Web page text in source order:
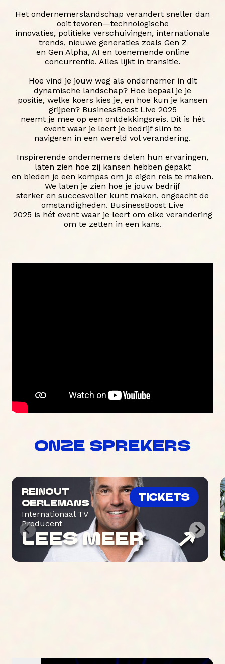
Het ondernemerslandschap verandert sneller dan
ooit tevoren—technologische
innovaties, politieke verschuivingen, internationale
trends, nieuwe generaties zoals Gen Z
en Gen Alpha, AI en toenemende online
concurrentie. Alles lijkt in transitie.
Hoe vind je jouw weg als ondernemer in dit
dynamische landschap? Hoe bepaal je je
positie, welke koers kies je, en hoe kun je kansen
grijpen? BusinessBoost Live 2025
neemt je mee op een ontdekkingsreis. Dit is hét
event waar je leert je bedrijf slim te
navigeren in een wereld vol verandering.
Inspirerende ondernemers delen hun ervaringen,
laten zien hoe zij kansen hebben gepakt
en bieden je een kompas om je eigen reis te maken.
We laten je zien hoe je jouw bedrijf
sterker en succesvoller kunt maken, ongeacht de
omstandigheden. BusinessBoost Live
2025 is hét event waar je leert om elke verandering
om te zetten in een kans.
ONZE SPREKERS
REINOUT
OERLEMANS
Internationaal TV
Producent
TICKETS
LEES MEER